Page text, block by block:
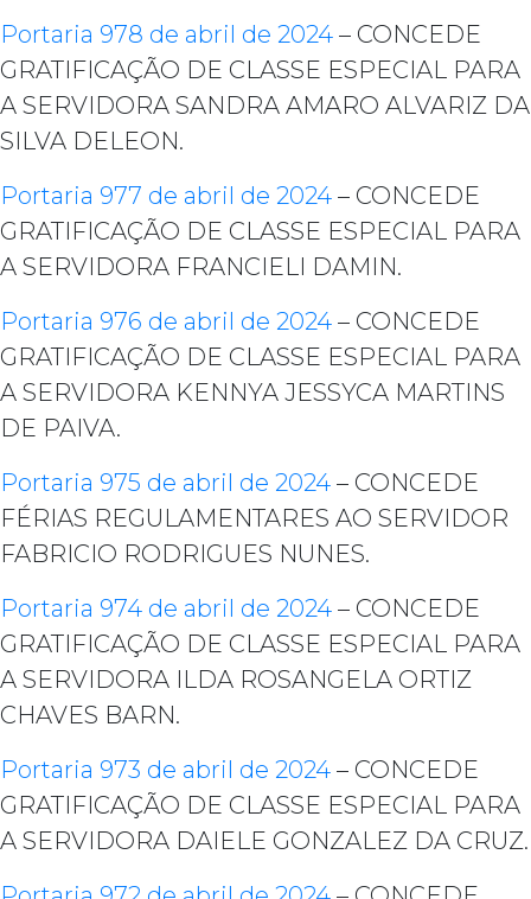
Portaria 978 de abril de 2024 – CONCEDE
GRATIFICAÇÃO DE CLASSE ESPECIAL PARA
A SERVIDORA SANDRA AMARO ALVARIZ DA
SILVA DELEON.
Portaria 977 de abril de 2024 – CONCEDE
GRATIFICAÇÃO DE CLASSE ESPECIAL PARA
A SERVIDORA FRANCIELI DAMIN.
Portaria 976 de abril de 2024 – CONCEDE
GRATIFICAÇÃO DE CLASSE ESPECIAL PARA
A SERVIDORA KENNYA JESSYCA MARTINS
DE PAIVA.
Portaria 975 de abril de 2024 – CONCEDE
FÉRIAS REGULAMENTARES AO SERVIDOR
FABRICIO RODRIGUES NUNES.
Portaria 974 de abril de 2024 – CONCEDE
GRATIFICAÇÃO DE CLASSE ESPECIAL PARA
A SERVIDORA ILDA ROSANGELA ORTIZ
CHAVES BARN.
Portaria 973 de abril de 2024 – CONCEDE
GRATIFICAÇÃO DE CLASSE ESPECIAL PARA
A SERVIDORA DAIELE GONZALEZ DA CRUZ.